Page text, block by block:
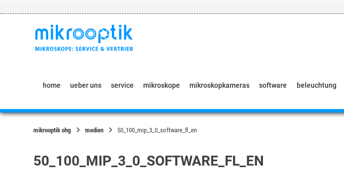
zum
home ueber uns service mikroskope mikroskopkameras software beleuchtung
mikrooptik ohg medien 50_100_mip_3_0_software_fl_en
50_100_MIP_3_0_SOFTWARE_FL_EN